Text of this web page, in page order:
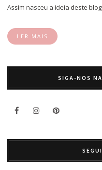
Assim nasceu a ideia deste
LER MAIS
SIGA-NOS